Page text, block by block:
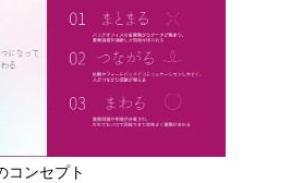
コンセプト